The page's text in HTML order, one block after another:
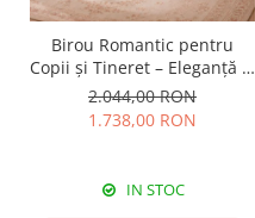
Birou Romantic pentru
Copii și Tineret – Eleganță și
Funcționalitate, 117x62x75
cm
2.044,00 RON
1.738,00 RON
IN STOC